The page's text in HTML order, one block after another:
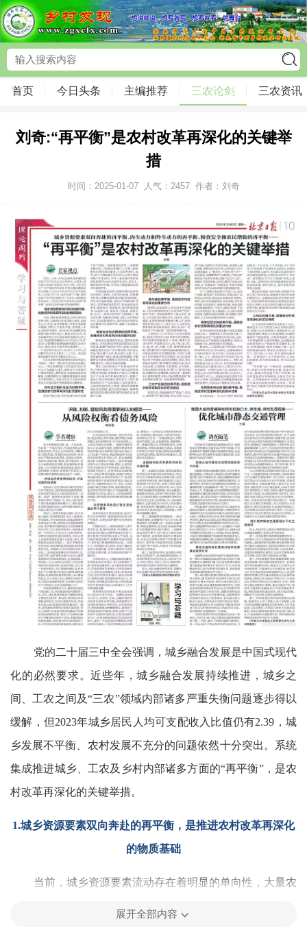
首页 今日头条 主编推荐 三农论剑 三农资讯
刘奇:“再平衡”是农村改革再深化的关键举
措
时间：2025-01-07 人气： 2457 作者：刘奇
党的二十届三中全会强调，城乡融合发展是中国式现代
化的必然要求。近些年，城乡融合发展持续推进，城乡之
间、工农之间及“三农”领域内部诸多严重失衡问题逐步得以
缓解，但2023年城乡居民人均可支配收入比值仍有2.39，城
乡发展不平衡、农村发展不充分的问题依然十分突出。系统
集成推进城乡、工农及乡村内部诸多方面的“再平衡”，是农
村改革再深化的关键举措。
1.城乡资源要素双向奔赴的再平衡，是推进农村改革再深化
的物质基础
当前，城乡资源要素流动存在着明显的单向性，大量农
展开全部内容